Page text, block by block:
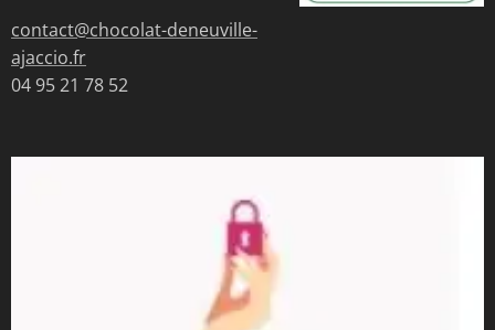
contact@chocolat-deneuville-
ajaccio.fr
04 95 21 78 52